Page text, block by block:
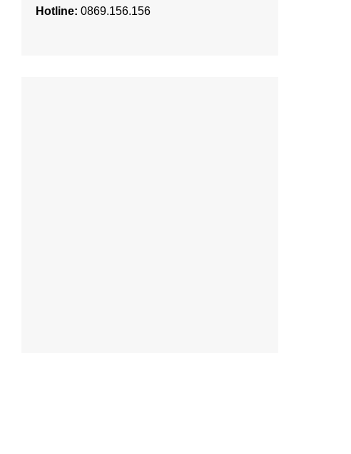
Hotline: 0869.156.156